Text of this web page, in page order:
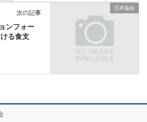
日本協会
次の記事
ンフォー
る食支